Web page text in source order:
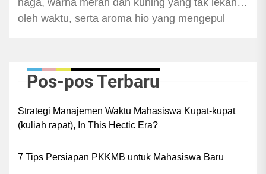
oleh waktu, serta aroma hio yang mengepul
Klenteng Gondomanan. Bukan hanya sekadar
tempat ibadah, klenteng ini juga adalah saksi
tanah Mataram.
Pos-pos Terbaru
Strategi Manajemen Waktu Mahasiswa Kupat-kupat
(kuliah rapat), In This Hectic Era?
7 Tips Persiapan PKKMB untuk Mahasiswa Baru